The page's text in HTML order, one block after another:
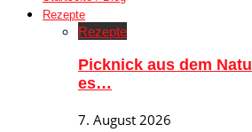
Rezepte
Rezepte
Picknick aus dem
es…
7. August 2026